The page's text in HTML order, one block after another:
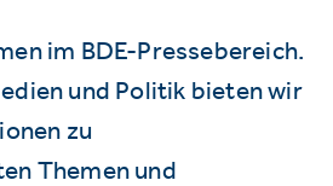
im BDE-Pressebereich.
und Politik bieten wir
zu
Themen und